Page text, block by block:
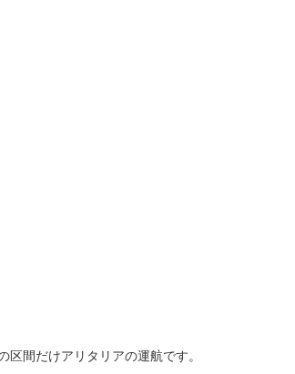
区間だけアリタリアの運航です。